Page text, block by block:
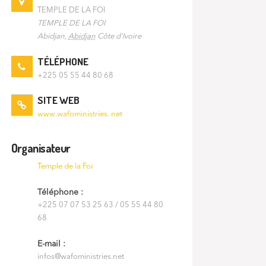
TEMPLE DE LA FOI
TEMPLE DE LA FOI
Abidjan, Abidjan Côte d'Ivoire
TÉLÉPHONE
+225 05 55 44 80 68
SITE WEB
www.wafoministries. net
Organisateur
Temple de la Foi
Téléphone :
+225 07 07 53 25 63 / 05 55 44 80
68
E-mail :
infos@wafoministries.net